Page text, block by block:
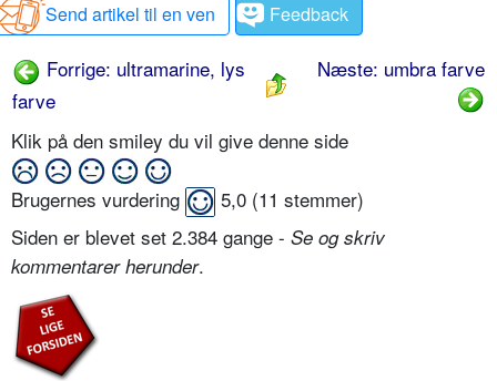
Send artikel til en ven
Feedback
Forrige: ultramarine, lys
farve
Næste: umbra farve
Klik på den smiley du vil give denne side
Brugernes vurdering 5,0 (11 stemmer)
Siden er blevet set 2.384 gange - Se og skriv
kommentarer herunder.